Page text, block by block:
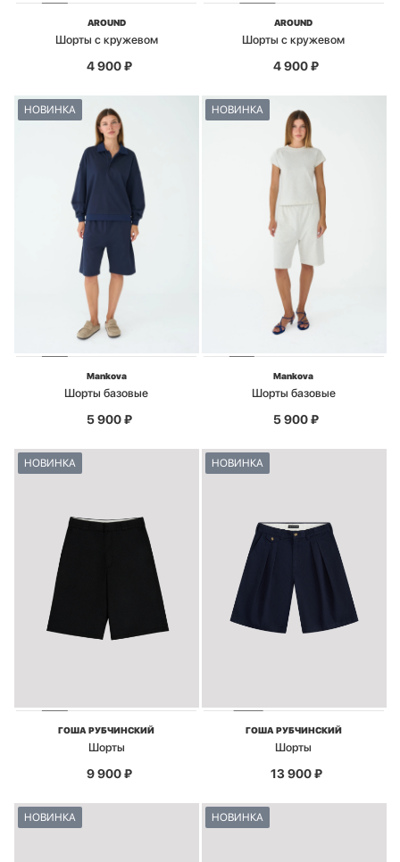
AROUND
Шорты с кружевом
4 900₽
AROUND
Шорты с кружевом
4 900₽
НОВИНКА
Mankova
Шорты базовые
5 900₽
НОВИНКА
Mankova
Шорты базовые
5 900₽
НОВИНКА
ГОША РУБЧИНСКИЙ
Шорты
9 900₽
НОВИНКА
ГОША РУБЧИНСКИЙ
Шорты
13 900₽
НОВИНКА НОВИНКА